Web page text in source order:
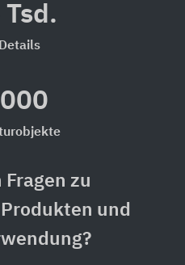
Fragen zu
und